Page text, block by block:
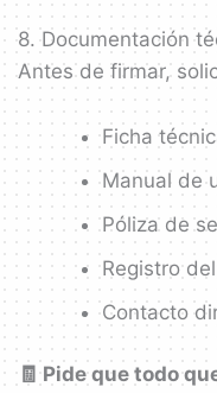
8. Documentación
Antes de firmar,
Ficha
Manual de
Póliza de
Registro
Contacto
🧾 Pide que todo